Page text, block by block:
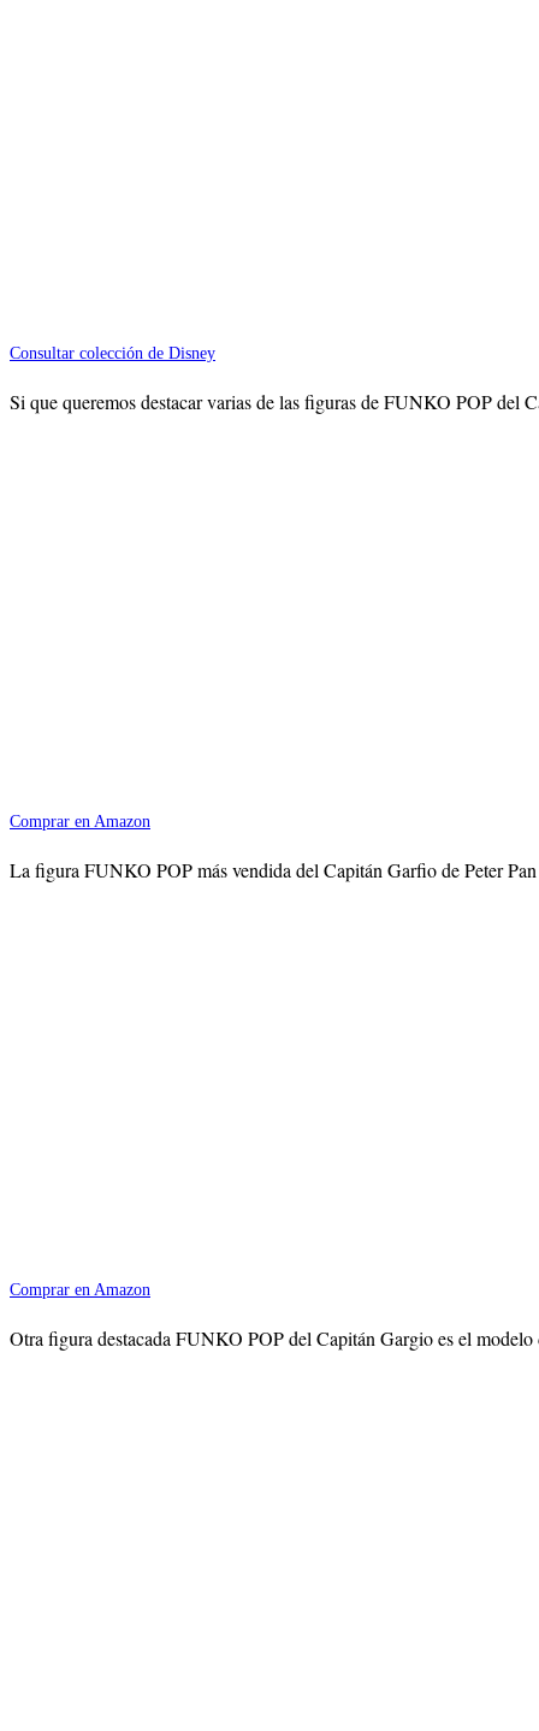
Consultar colección de Disney
Si que queremos destacar varias de las figuras de FUNKO POP del
Comprar en Amazon
La figura FUNKO POP más vendida del Capitán Garfio de Peter
Comprar en Amazon
Otra figura destacada FUNKO POP del Capitán Gargio es el